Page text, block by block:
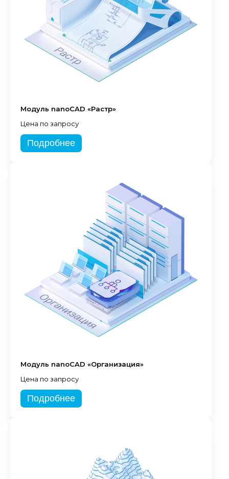
Модуль nanoCAD «Растр»
Цена по запросу
Подробнее
Модуль nanoCAD «Организация»
Цена по запросу
Подробнее